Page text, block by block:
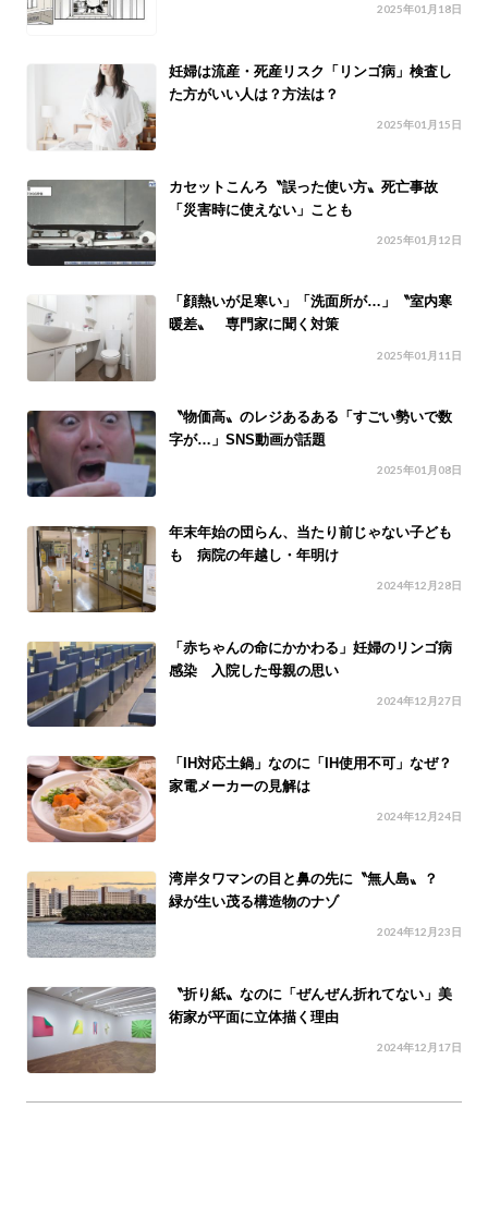
2025年01月18日
妊婦は流産・死産リスク「リンゴ病」検査し
た方がいい人は？方法は？
2025年01月15日
カセットこんろ〝誤った使い方〟死亡事故
「災害時に使えない」ことも
2025年01月12日
「顔熱いが足寒い」「洗面所が…」〝室内寒
暖差〟 専門家に聞く対策
2025年01月11日
〝物価高〟のレジあるある「すごい勢いで数
字が…」SNS動画が話題
2025年01月08日
年末年始の団らん、当たり前じゃない子ども
も 病院の年越し・年明け
2024年12月28日
「赤ちゃんの命にかかわる」妊婦のリンゴ病
感染 入院した母親の思い
2024年12月27日
「IH対応土鍋」なのに「IH使用不可」なぜ？
家電メーカーの見解は
2024年12月24日
湾岸タワマンの目と鼻の先に〝無人島〟？
緑が生い茂る構造物のナゾ
2024年12月23日
〝折り紙〟なのに「ぜんぜん折れてない」美
術家が平面に立体描く理由
2024年12月17日